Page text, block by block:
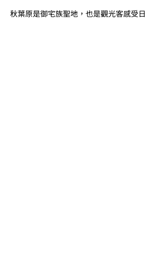
秋葉原是御宅族聖地，也是觀光客感受日